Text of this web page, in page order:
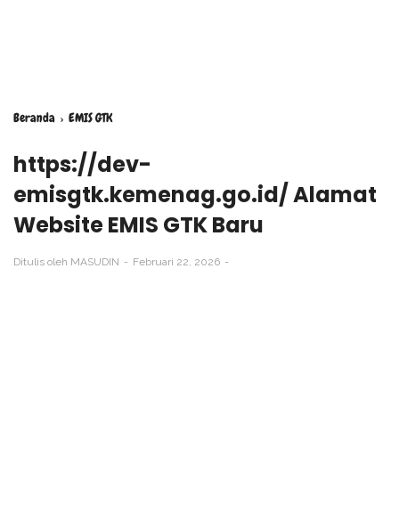
Beranda › EMIS GTK
https://dev-
emisgtk.kemenag.go.id/ Alamat
Website EMIS GTK Baru
Ditulis oleh MASUDIN Februari 22, 2026